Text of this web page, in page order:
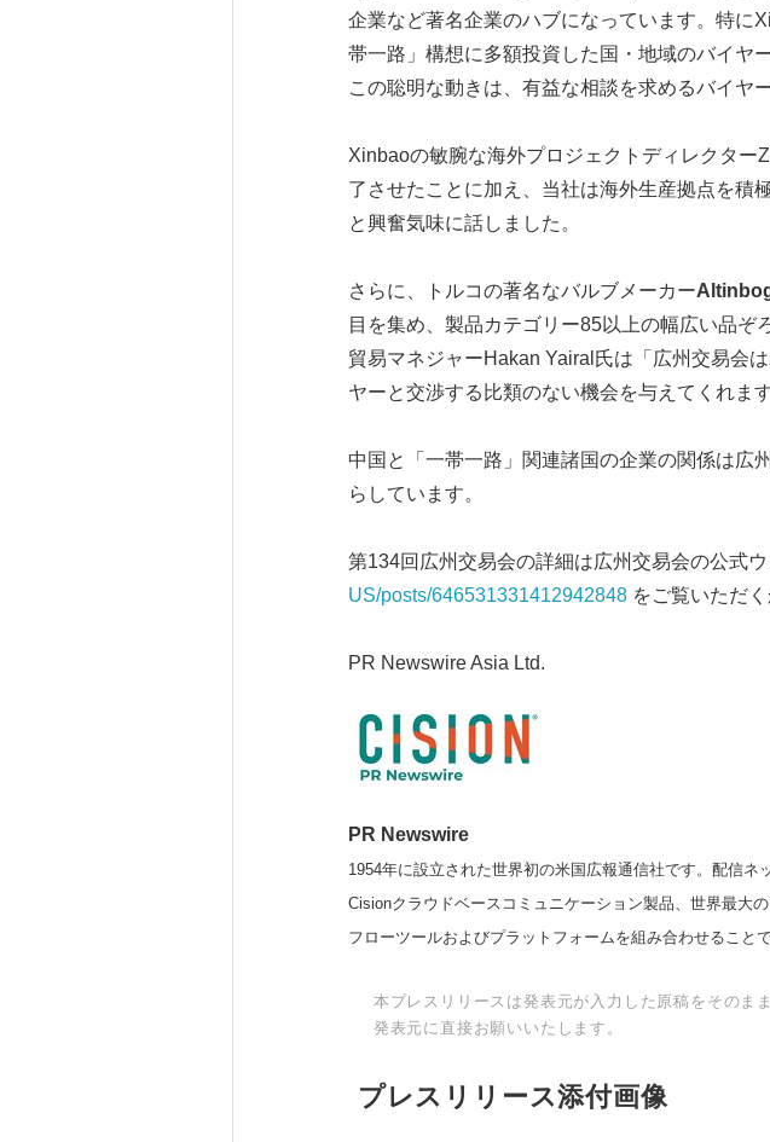
企業など著名企業のハブになっています。特に
帯一路」構想に多額投資した国・地域のバイヤ
この聡明な動きは、有益な相談を求めるバイヤ
Xinbaoの敏腕な海外プロジェクトディレクタ
了させたことに加え、当社は海外生産拠点を積
と興奮気味に話しました。
さらに、トルコの著名なバルブメーカー
目を集め、製品カテゴリー85以上の幅広い品
貿易マネジャーHakan Yairal氏は「広州交易会
ヤーと交渉する比類のない機会を与えてくれま
中国と「一帯一路」関連諸国の企業の関係は広
らしています。
第134回広州交易会の詳細は広州交易会の公式ウ
US/posts/646531331412942848をご覧いただく
PR Newswire Asia Ltd.
PR Newswire
1954年に設立された世界初の米国広報通信社です。配信ネ
Cisionクラウドベースコミュニケーション製品、世界最大
フローツールおよびプラットフォームを組み合わせること
本プレスリリースは発表元が入力した原稿をそのま
発表元に直接お願いいたします。
プレスリリース添付画像
English